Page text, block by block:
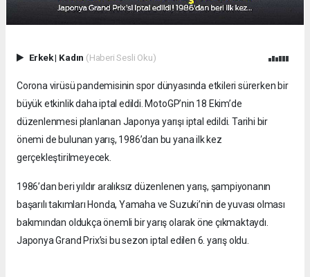
Erkek| Kadın (Haberi Sesli Oku)
Corona virüsü pandemisinin spor dünyasında etkileri sürerken bir
büyük etkinlik daha iptal edildi. MotoGP’nin 18 Ekim’de
düzenlenmesi planlanan Japonya yarışı iptal edildi. Tarihi bir
önemi de bulunan yarış, 1986’dan bu yana ilk kez
gerçekleştirilmeyecek.
1986’dan beri yıldır aralıksız düzenlenen yarış, şampiyonanın
başarılı takımları Honda, Yamaha ve Suzuki’nin de yuvası olması
bakımından oldukça önemli bir yarış olarak öne çıkmaktaydı.
Japonya Grand Prix’si bu sezon iptal edilen 6. yarış oldu.